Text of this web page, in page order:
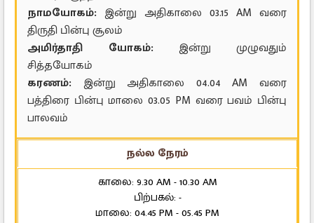
நாமயோகம்: இன்று அதிகாலை 03.15 AM வரை
திருதி பின்பு சூலம்
அமிர்தாதி யோகம்: இன்று முழுவதும்
சித்தயோகம்
கரணம்: இன்று அதிகாலை 04.04 AM வரை
பத்திரை பின்பு மாலை 03.05 PM வரை பவம் பின்பு
பாலவம்
நல்ல நேரம்
காலை: 9.30 AM - 10.30 AM
பிற்பகல்: -
மாலை: 04.45 PM - 05.45 PM